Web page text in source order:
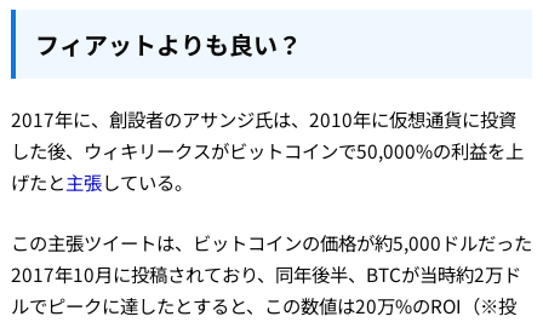
フィアットよりも良い？
2017年に、創設者のアサンジ氏は、2010年に仮想通貨に投資
した後、ウィキリークスがビットコインで50,000%の利益を上
げたと主張している。
この主張ツイートは、ビットコインの価格が約5,000ドルだった
2017年10月に投稿されており、同年後半、BTCが当時約2万ド
ルでピークに達したとすると、この数値は20万%のROI（※投